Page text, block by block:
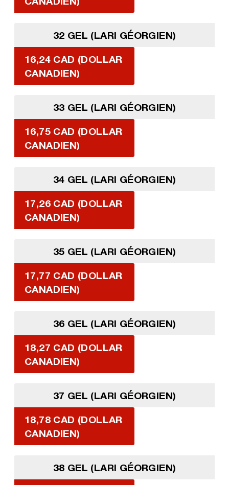
32 GEL (LARI GÉORGIEN)
16,24 CAD (DOLLAR
CANADIEN)
33 GEL (LARI GÉORGIEN)
16,75 CAD (DOLLAR
CANADIEN)
34 GEL (LARI GÉORGIEN)
17,26 CAD (DOLLAR
CANADIEN)
35 GEL (LARI GÉORGIEN)
17,77 CAD (DOLLAR
CANADIEN)
36 GEL (LARI GÉORGIEN)
18,27 CAD (DOLLAR
CANADIEN)
37 GEL (LARI GÉORGIEN)
18,78 CAD (DOLLAR
CANADIEN)
38 GEL (LARI GÉORGIEN)